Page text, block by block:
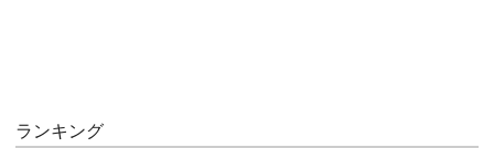
ランキング